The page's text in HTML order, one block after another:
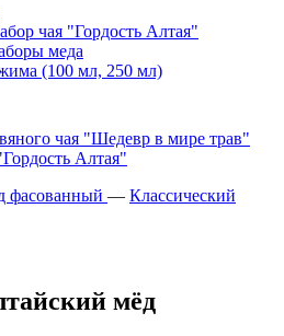
чая "Гордость Алтая"
меда
(100 мл, 250 мл)
чая "Шедевр в мире трав"
Алтая"
фасованный — Классический
мёд